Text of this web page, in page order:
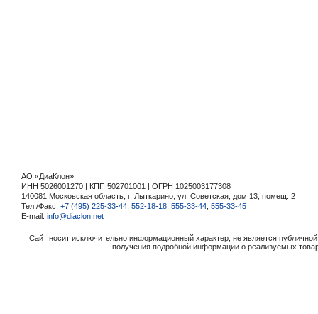
АО «ДиаКлон»
ИНН 5026001270 | КПП 502701001 | ОГРН 1025003177308
140081 Московская область, г. Лыткарино, ул. Советская, дом 13, помещ. 2
Тел./Факс: +7 (495) 225-33-44 552-18-18 555-33-44 555-33-45
E-mail: info@diaclon.net
Сайт носит исключительно информационный характер, не является
получения подробной информации о реализуемых